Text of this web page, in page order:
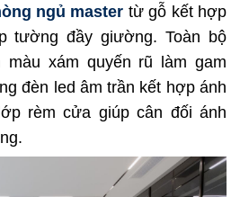
ngủ master từ gỗ kết hợp
tường đầy giường. Toàn bộ
màu xám quyến rũ làm gam
đèn led âm trần kết hợp ánh
rèm cửa giúp cân đối ánh